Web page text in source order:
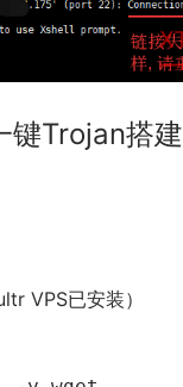
键Trojan搭建
VPS已安装）